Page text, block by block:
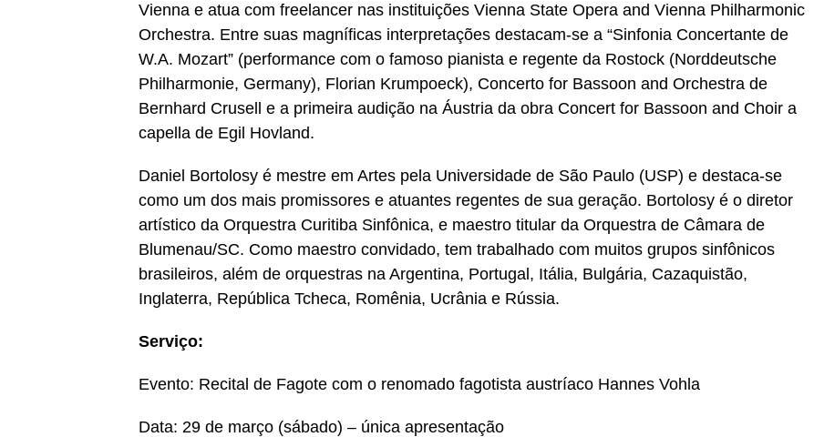
Vienna e atua com freelancer nas instituições Vienna State Opera and Vienna Philharmonic
Orchestra. Entre suas magníficas interpretações destacam-se a “Sinfonia Concertante de
W.A. Mozart” (performance com o famoso pianista e regente da Rostock (Norddeutsche
Philharmonie, Germany), Florian Krumpoeck), Concerto for Bassoon and Orchestra de
Bernhard Crusell e a primeira audição na Áustria da obra Concert for Bassoon and Choir a
capella de Egil Hovland.
Daniel Bortolosy é mestre em Artes pela Universidade de São Paulo (USP) e destaca-se
como um dos mais promissores e atuantes regentes de sua geração. Bortolosy é o diretor
artístico da Orquestra Curitiba Sinfônica, e maestro titular da Orquestra de Câmara de
Blumenau/SC. Como maestro convidado, tem trabalhado com muitos grupos sinfônicos
brasileiros, além de orquestras na Argentina, Portugal, Itália, Bulgária, Cazaquistão,
Inglaterra, República Tcheca, Romênia, Ucrânia e Rússia.
Serviço:
Evento: Recital de Fagote com o renomado fagotista austríaco Hannes Vohla
Data: 29 de março (sábado) – única apresentação